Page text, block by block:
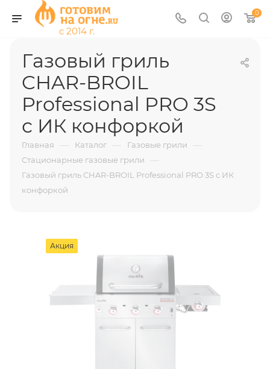
0
Газовый гриль
CHAR-BROIL
Professional PRO 3S
с ИК конфоркой
Главная — Каталог — Газовые грили —
Стационарные газовые грили —
Газовый гриль CHAR-BROIL Professional PRO 3S с ИК
конфоркой
Акция